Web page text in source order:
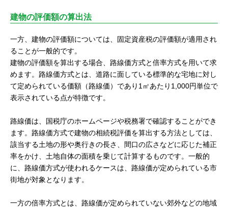
建物の評価額の算出法
一方、建物の評価額については、固定資産税の評価額が適用され
ることが一般的です。
建物の評価額を算出する場合、路線価方式と倍率方式を用いて求
めます。路線価方式とは、道路に面している標準的な宅地に対し
て定められている価額（路線価）であり1㎡あたり1,000円単位で
表示されている点が特徴です。
路線価は、国税庁のホームページや税務署で確認することができ
ます。路線価方式で建物の相続税評価を算出する方法としては、
該当する土地の形や奥行きの長さ、間口の広さなどに応じた補正
率をかけ、土地自体の面積を乗じて計算するものです。一般的
に、路線価方式が使われるケースは、路線価が定められている市
街地が対象となります。
一方の倍率方式とは、路線価が定められていない郊外などの地域